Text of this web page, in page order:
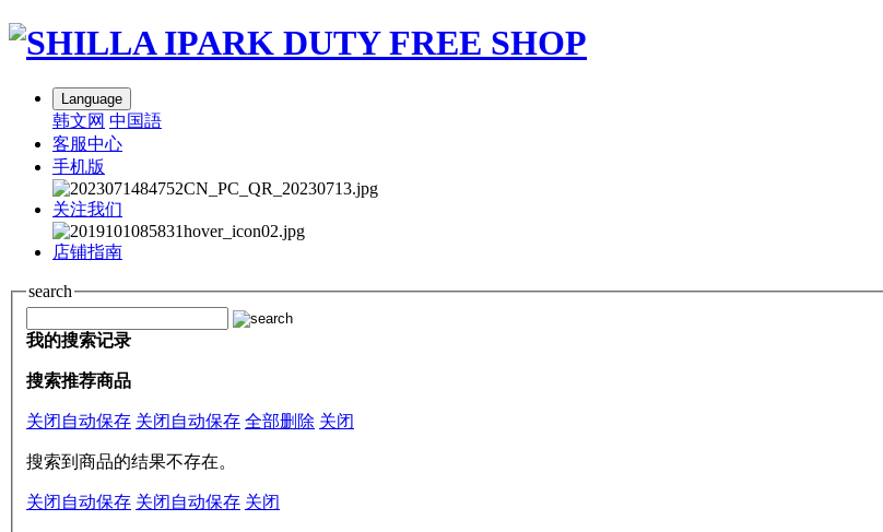
Language
韩文网 中国語
客服中心
手机版
关注我们
店铺指南
search
我的搜索记录
搜索推荐商品
关闭自动保存 关闭自动保存 全部删除 关闭
搜索到商品的结果不存在。
关闭自动保存 关闭自动保存 关闭